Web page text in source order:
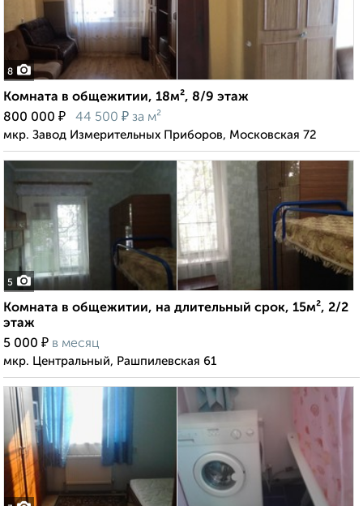
8
Комната в общежитии, 18м², 8/9 этаж
800 000 ₽ 44 500 ₽ за м²
мкр. Завод Измерительных Приборов, Московская 72
5
Комната в общежитии, на длительный срок, 15м², 2/2
этаж
5 000 ₽ в месяц
мкр. Центральный, Рашпилевская 61